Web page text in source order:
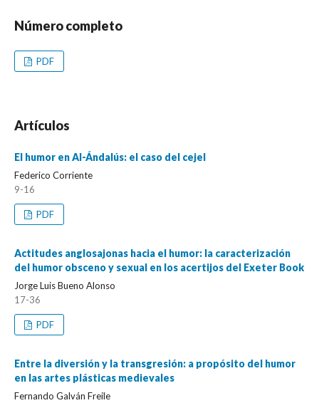
Número completo
PDF
Artículos
El humor en Al-Ándalús: el caso del cejel
Federico Corriente
9-16
PDF
Actitudes anglosajonas hacia el humor: la caracterización
del humor obsceno y sexual en los acertijos del Exeter Book
Jorge Luis Bueno Alonso
17-36
PDF
Entre la diversión y la transgresión: a propósito del humor
en las artes plásticas medievales
Fernando Galván Freile